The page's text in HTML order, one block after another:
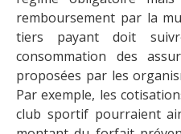
remboursement par la
tiers payant doit
consommation des
proposées par les
Par exemple, les
club sportif pourraient